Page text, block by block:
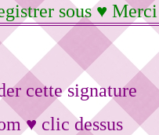
sous ♥ Merci
cette signature
♥ clic dessus